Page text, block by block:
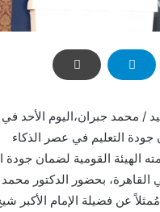
/ محمد جبران،اليوم الأحد في
جودة التعليم في عصر الذكاء
الهيئة القومية لضمان جودة
القاهرة، بحضور الدكتور
عن فضيلة الإمام الأكبر